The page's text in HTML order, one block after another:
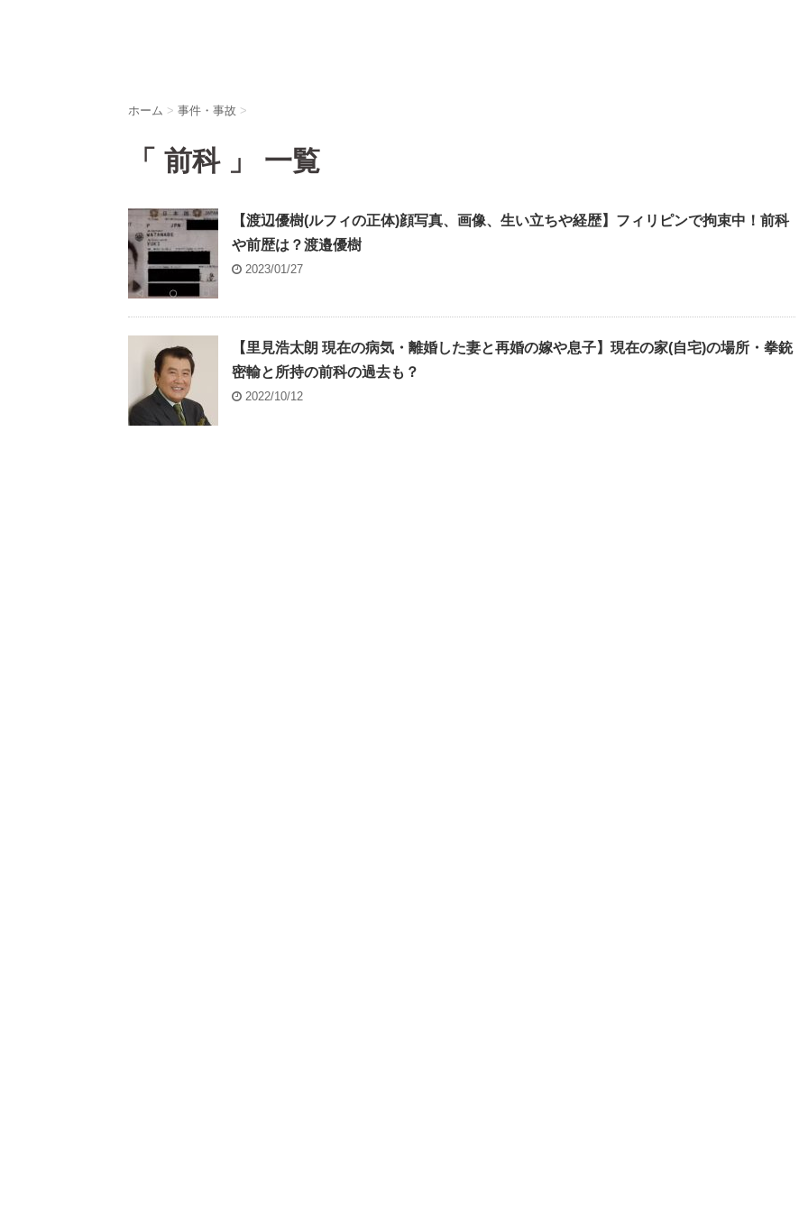
ホーム > 事件・事故 >
「 前科 」 一覧
【渡辺優樹(ルフィの正体)顔写真、画像、生い立ちや経歴】フィリピンで拘束中！前科
や前歴は？渡邉優樹
2023/01/27
【里見浩太朗 現在の病気・離婚した妻と再婚の嫁や息子】現在の家(自宅)の場所・拳銃
密輸と所持の前科の過去も？
2022/10/12